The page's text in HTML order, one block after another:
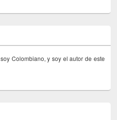
soy Colombiano, y soy el autor de este